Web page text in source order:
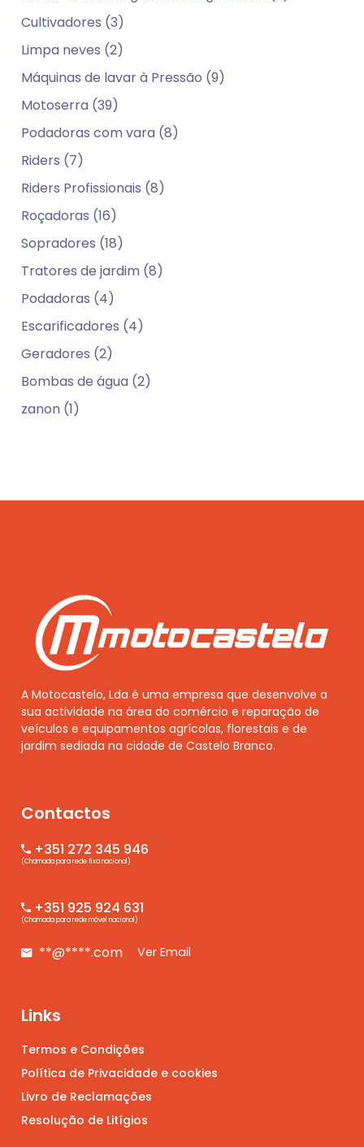
Cultivadores (3)
Limpa neves (2)
Máquinas de lavar à Pressão (9)
Motoserra (39)
Podadoras com vara (8)
Riders (7)
Riders Profissionais (8)
Roçadoras (16)
Sopradores (18)
Tratores de jardim (8)
Podadoras (4)
Escarificadores (4)
Geradores (2)
Bombas de água (2)
zanon (1)
A Motocastelo, Lda é uma empresa que desenvolve a
sua actividade na área do comércio e reparação de
veículos e equipamentos agrícolas, florestais e de
jardim sediada na cidade de Castelo Branco.
Contactos
+351 272 345 946
(Chamada para rede fixa nacional)
+351 925 924 631
(Chamada para rede móvel nacional)
**@****.com Ver Email
Links
Termos e Condições
Política de Privacidade e cookies
Livro de Reclamações
Resolução de Litígios